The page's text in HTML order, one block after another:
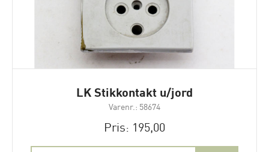
LK Stikkontakt u/jord
Varenr.: 58674
Pris: 195,00